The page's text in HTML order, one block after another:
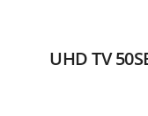
UHD TV